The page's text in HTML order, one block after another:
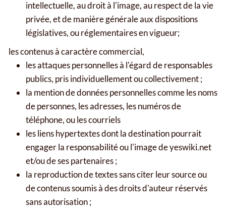
intellectuelle, au droit à l'image, au respect de la vie
privée, et de manière générale aux dispositions
législatives, ou réglementaires en vigueur;
les contenus à caractère commercial,
les attaques personnelles à l'égard de responsables
publics, pris individuellement ou collectivement ;
la mention de données personnelles comme les noms
de personnes, les adresses, les numéros de
téléphone, ou les courriels
les liens hypertextes dont la destination pourrait
engager la responsabilité ou l'image de yeswiki.net
et/ou de ses partenaires ;
la reproduction de textes sans citer leur source ou
de contenus soumis à des droits d'auteur réservés
sans autorisation ;